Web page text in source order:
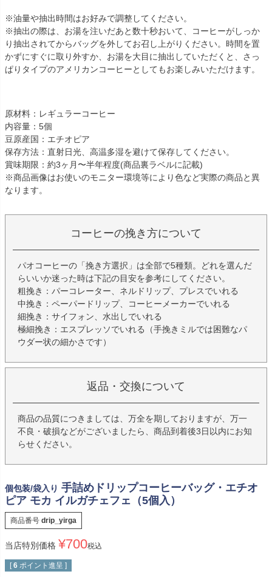
※油量や抽出時間はお好みで調整してください。
※抽出の際は、お湯を注いだあと数十秒おいて、コーヒーがしっか
り抽出されてからバッグを外してお召し上がりください。時間を置
かずにすぐに取り外すか、お湯を大目に抽出していただくと、さっ
ぱりタイプのアメリカンコーヒーとしてもお楽しみいただけます。
原材料：レギュラーコーヒー
内容量：5個
豆原産国：エチオピア
保存方法：直射日光、高温多湿を避けて保存してください。
賞味期限：約3ヶ月〜半年程度(商品裏ラベルに記載)
※商品画像はお使いのモニター環境等により色など実際の商品と異
なります。
コーヒーの挽き方について
パオコーヒーの「挽き方選択」は全部で5種類。どれを選んだ
らいいか迷った時は下記の目安を参考にしてください。
粗挽き：パーコレーター、ネルドリップ、プレスでいれる
中挽き：ペーパードリップ、コーヒーメーカーでいれる
細挽き：サイフォン、水出しでいれる
極細挽き：エスプレッソでいれる（手挽きミルでは困難なパ
ウダー状の細かさです）
返品・交換について
商品の品質につきましては、万全を期しておりますが、万一
不良・破損などがございましたら、商品到着後3日以内にお知
らせください。
個包装/袋入り 手詰めドリップコーヒーバッグ・エチオ
ピア モカ イルガチェフェ（5個入）
商品番号 drip_yirga
当店特別価格 ¥700税込
[ 6 ポイント進呈 ]